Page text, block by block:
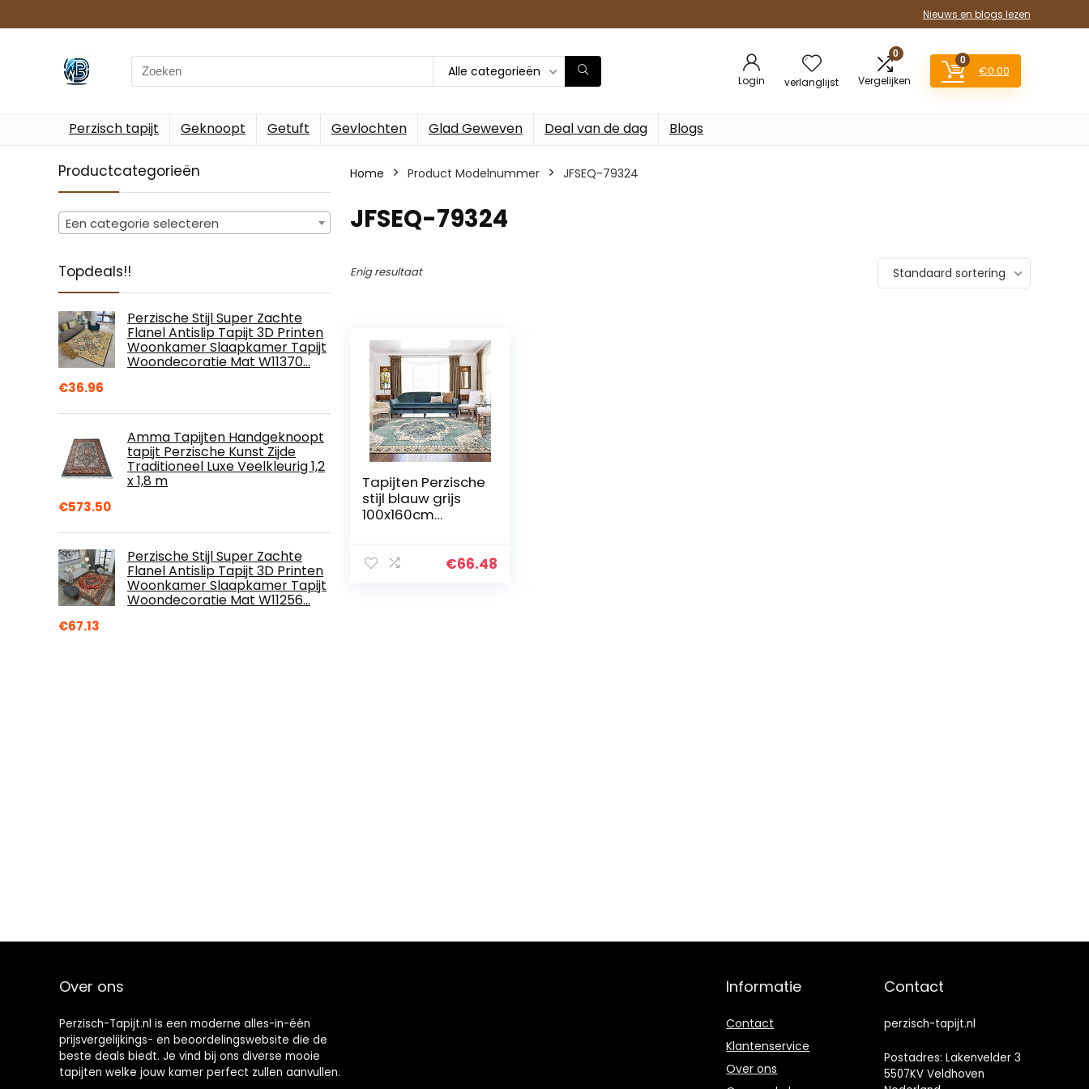
Nieuws en blogs lezen
Search
for:
Alle categorieën
Login verlanglijst
0
Vergelijken
0
€0.00
Perzisch tapijt Geknoopt Getuft Gevlochten Glad Geweven Deal van de dag Blogs
Productcategorieën
Een categorie selecteren
Topdeals!!
Perzische Stijl Super Zachte
Flanel Antislip Tapijt 3D Printen
Woonkamer Slaapkamer Tapijt
Woondecoratie Mat W11370…
€36.96
Amma Tapijten Handgeknoopt
tapijt Perzische Kunst Zijde
Traditioneel Luxe Veelkleurig 1,2
x 1,8 m
€573.50
Perzische Stijl Super Zachte
Flanel Antislip Tapijt 3D Printen
Woonkamer Slaapkamer Tapijt
Woondecoratie Mat W11256…
€67.13
Home Product Modelnummer ‎JFSEQ-79324
‎JFSEQ-79324
Enig resultaat Standaard sortering
Tapijten Perzische
stijl blauw grijs
100x160cm
bacteriële mat
€66.48
Over ons
Perzisch-Tapijt.nl is een moderne alles-in-één
prijsvergelijkings- en beoordelingswebsite die de
beste deals biedt. Je vind bij ons diverse mooie
tapijten welke jouw kamer perfect zullen aanvullen.
Informatie
Contact
Klantenservice
Over ons
Contact
perzisch-tapijt.nl
Postadres: Lakenvelder 3
5507KV Veldhoven